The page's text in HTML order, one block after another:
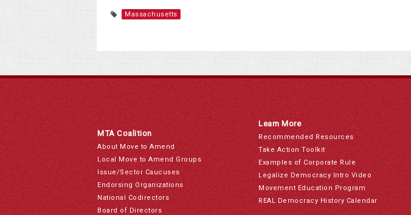
Massachusetts
MTA Coalition
About Move to Amend
Local Move to Amend Groups
Issue/Sector Caucuses
Endorsing Organizations
National Codirectors
Board of Directors
Learn More
Recommended Resources
Take Action Toolkit
Examples of Corporate Rule
Legalize Democracy Intro Video
Movement Education Program
REAL Democracy History Calendar